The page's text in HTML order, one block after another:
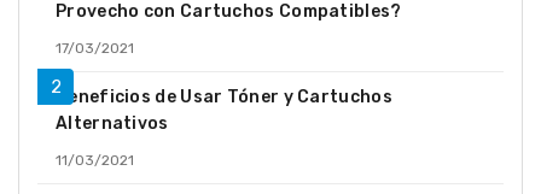
Provecho con Cartuchos Compatibles?
17/03/2021
Beneficios de Usar Tóner y Cartuchos
Alternativos
11/03/2021